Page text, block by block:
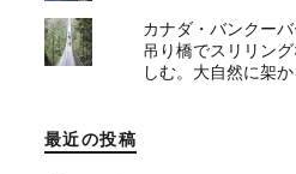
カナダ・バンクー
吊り橋でスリリン
しむ。大自然に架か
最近の投稿